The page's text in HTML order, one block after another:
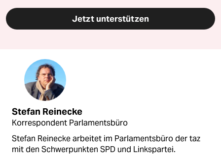
Jetzt unterstützen
Stefan Reinecke
Korrespondent Parlamentsbüro
Stefan Reinecke arbeitet im Parlamentsbüro der taz
mit den Schwerpunkten SPD und Linkspartei.